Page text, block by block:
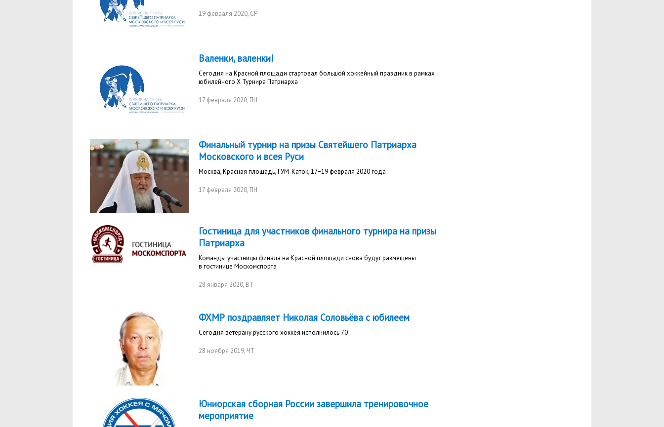
19 февраля 2020, СР
Валенки, валенки!
Сегодня на Красной площади стартовал большой хоккейный праздник в рамках
юбилейного Х Турнира Патриарха
17 февраля 2020, ПН
Финальный турнир на призы Святейшего Патриарха
Московского и всея Руси
Москва, Красная площадь, ГУМ-Каток, 17−19 февраля 2020 года
17 февраля 2020, ПН
Гостиница для участников финального турнира на призы
Патриарха
Команды участницы финала на Красной площади снова будут размещены
в гостинице Москомспорта
28 января 2020, ВТ
ФХМР поздравляет Николая Соловьёва с юбилеем
Сегодня ветерану русского хоккея исполнилось 70
28 ноября 2019, ЧТ
Юниорская сборная России завершила тренировочное
мероприятие